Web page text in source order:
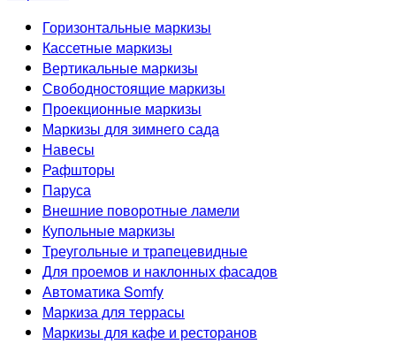
Горизонтальные маркизы
Кассетные маркизы
Вертикальные маркизы
Свободностоящие маркизы
Проекционные маркизы
Маркизы для зимнего сада
Навесы
Рафшторы
Паруса
Внешние поворотные ламели
Купольные маркизы
Треугольные и трапецевидные
Для проемов и наклонных фасадов
Автоматика Somfy
Маркиза для террасы
Маркизы для кафе и ресторанов